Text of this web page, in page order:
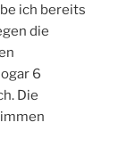
ich bereits
die
6
Die